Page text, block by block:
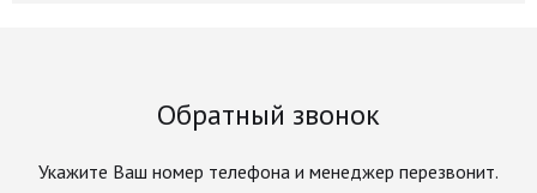
Обратный звонок
Укажите Ваш номер телефона и менеджер перезвонит.